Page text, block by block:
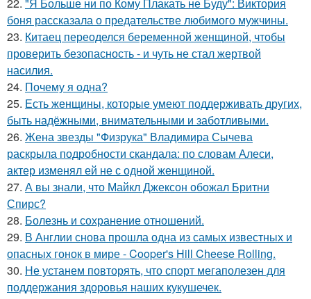
боня рассказала о предательстве любимого мужчины.
23. Китаец переоделся беременной женщиной, чтобы
проверить безопасность - и чуть не стал жертвой
насилия.
24. Почему я одна?
25. Есть женщины, которые умеют поддерживать других,
быть надёжными, внимательными и заботливыми.
26. Жена звезды "Физрука" Владимира Сычева
раскрыла подробности скандала: по словам Алеси,
актер изменял ей не с одной женщиной.
27. А вы знали, что Майкл Джексон обожал Бритни
Спирс?
28. Болезнь и сохранение отношений.
29. В Англии снова прошла одна из самых известных и
опасных гонок в мире - Cooper's Hill Cheese Rolling.
30. Не устанем повторять, что спорт мегаполезен для
поддержания здоровья наших кукушечек.